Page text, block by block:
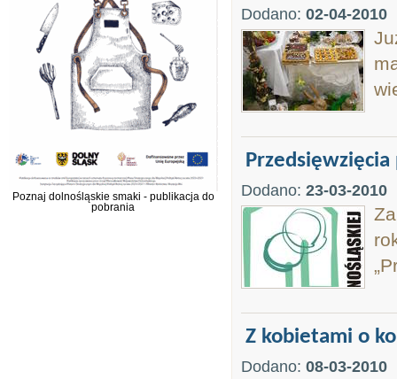
Poznaj dolnośląskie smaki - publikacja do
pobrania
Dodano: 02-04-2010
Dodano: 23-03-2010
Z kobietami o
Dodano: 08-03-2010